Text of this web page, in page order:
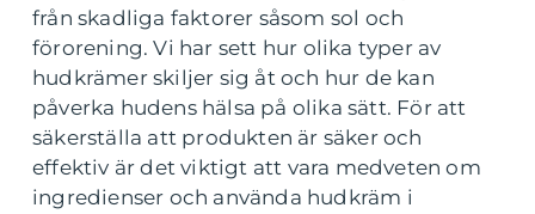
från skadliga faktorer såsom sol och
förorening. Vi har sett hur olika typer av
hudkrämer skiljer sig åt och hur de kan
påverka hudens hälsa på olika sätt. För att
säkerställa att produkten är säker och
effektiv är det viktigt att vara medveten om
ingredienser och använda hudkräm i